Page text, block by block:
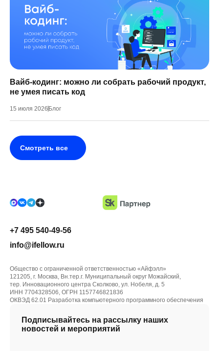
Вайб-кодинг: можно ли собрать рабочий продукт,
не умея писать код
15 июля 2026 Блог
Смотреть все
Подписывайтесь на рассылку наших
новостей и мероприятий
+7 495 540-49-56
info@ifellow.ru
Общество с ограниченной ответственностью «Айфэлл»
121205, г. Москва, Вн.тер.г. Муниципальный округ Можайский,
тер. Инновационного центра Сколково, ул. Нобеля, д. 5
ИНН 7704328506, ОГРН 1157746821836
ОКВЭД 62.01 Разработка компьютерного программного обеспечения